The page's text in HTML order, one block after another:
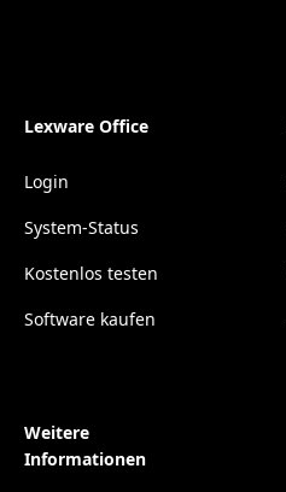
Lexware Office
Login
System-Status
Kostenlos testen
Software kaufen
Weitere
Informationen